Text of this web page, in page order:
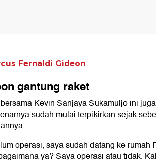
Fernaldi Gideon
gantung raket
Kevin Sanjaya Sukamuljo ini
sudah mulai terpikirkan sejak
operasi, saya sudah datang ke rumah
ya? Saya operasi atau tidak.